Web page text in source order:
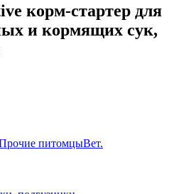
корм-стартер для
и кормящих сук,
питомцыВет.